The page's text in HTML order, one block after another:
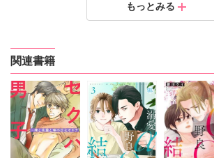
150円（税抜） 発売日：2016.08.10
150円（税抜） 発売日：2016.07.14
150円（税抜） 発売日：2016.07.06
もっとみる
関連書籍